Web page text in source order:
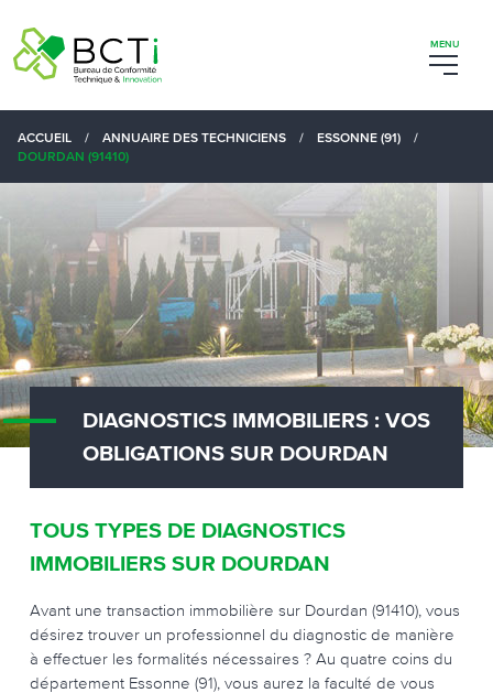
ACCUEIL / ANNUAIRE DES TECHNICIENS / ESSONNE (91)
/
DOURDAN (91410)
DIAGNOSTICS IMMOBILIERS : VOS
OBLIGATIONS SUR DOURDAN
TOUS TYPES DE DIAGNOSTICS
IMMOBILIERS SUR DOURDAN
Avant une transaction immobilière sur Dourdan (91410), vous
désirez trouver un professionnel du diagnostic de manière
à effectuer les formalités nécessaires ? Au quatre coins du
département Essonne (91), vous aurez la faculté de vous